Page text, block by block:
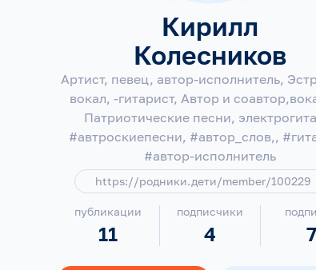
Кирилл
Колесников
Артист, певец, автор-исполнитель,
вокал, -гитарист, Автор и
Патриотические песни,
#автроскиепесни, #автор_слов,,
#автор-исполнитель
https://родники.дети/member/100229
публикации
11
подписчики
4 7